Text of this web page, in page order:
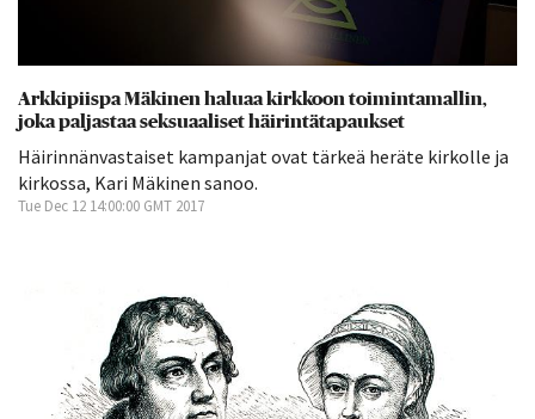
Arkkipiispa Mäkinen haluaa kirkkoon toimintamallin,
joka paljastaa seksuaaliset häirintätapaukset
Häirinnänvastaiset kampanjat ovat tärkeä heräte kirkolle ja
kirkossa, Kari Mäkinen sanoo.
Tue Dec 12 14:00:00 GMT 2017